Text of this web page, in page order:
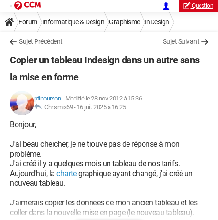
Question
Forum Informatique & Design Graphisme InDesign
Sujet Précédent Sujet Suivant
Copier un tableau Indesign dans un autre sans
la mise en forme
ptinourson- Modifié le 28 nov. 2012 à 15:36
Chrismix69 - 16 juil. 2025 à 16:25
Bonjour,
J'ai beau chercher, je ne trouve pas de réponse à mon
problème.
J'ai créé il y a quelques mois un tableau de nos tarifs.
Aujourd'hui, la chartegraphique ayant changé, j'ai créé un
nouveau tableau.
J'aimerais copier les données de mon ancien tableau et les
coller dans la nouvelle mise en page (le nouveau tableau).